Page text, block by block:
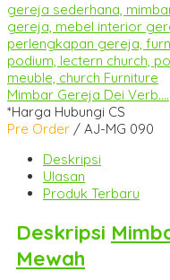
Mimbar Gereja Dei Verb....
*Harga Hubungi CS
Pre Order / AJ-MG 090
Deskripsi
Ulasan
Produk Terbaru
Deskripsi
Mewah